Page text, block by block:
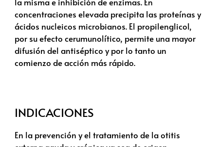
concentraciones elevada precipita las proteínas y
ácidos nucleicos microbianos. El propilenglicol,
por su efecto cerumunolítico, permite una mayor
difusión del antiséptico y por lo tanto un
comienzo de acción más rápido.
INDICACIONES
En la prevención y el tratamiento de la otitis